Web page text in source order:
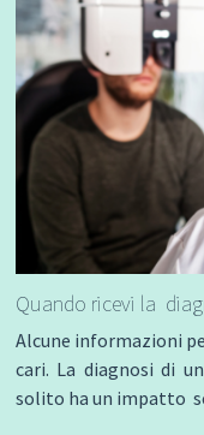
Quando ricevi la
Alcune informazioni
cari. La diagnosi di
solito ha un impatto